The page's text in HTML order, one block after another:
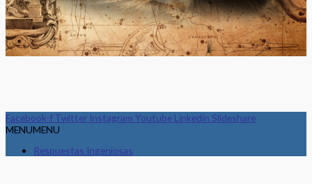
Facebook-f Twitter Instagram Youtube Linkedin Slideshare
MENUMENU
Respuestas Ingeniosas